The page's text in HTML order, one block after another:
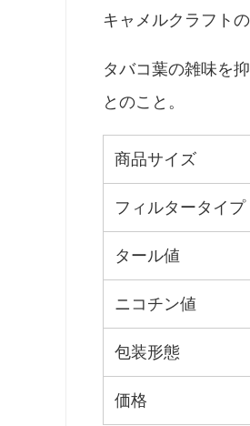
キャメルクラフト
タバコ葉の雑味を
とのこと。
商品サイズ
フィルタータイプ
タール値
ニコチン値
包装形態
価格